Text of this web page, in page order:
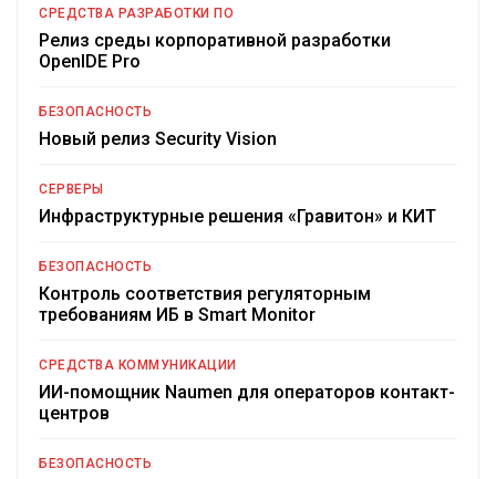
СРЕДСТВА РАЗРАБОТКИ ПО
Релиз среды корпоративной разработки
OpenIDE Pro
БЕЗОПАСНОСТЬ
Новый релиз Security Vision
СЕРВЕРЫ
Инфраструктурные решения «Гравитон» и КИТ
БЕЗОПАСНОСТЬ
Контроль соответствия регуляторным
требованиям ИБ в Smart Monitor
СРЕДСТВА КОММУНИКАЦИИ
ИИ-помощник Naumen для операторов контакт-
центров
БЕЗОПАСНОСТЬ